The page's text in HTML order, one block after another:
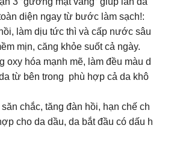
diện ngay từ bước làm sạch!:
làm dịu tức thì và cấp nước sâu
mịn, căng khỏe suốt cả ngày.
oxy hóa mạnh mẽ, làm đều màu d
từ bên trong phù hợp cả da khô
chắc, tăng đàn hồi, hạn chế ch
cho da dầu, da bắt đầu có dấu h